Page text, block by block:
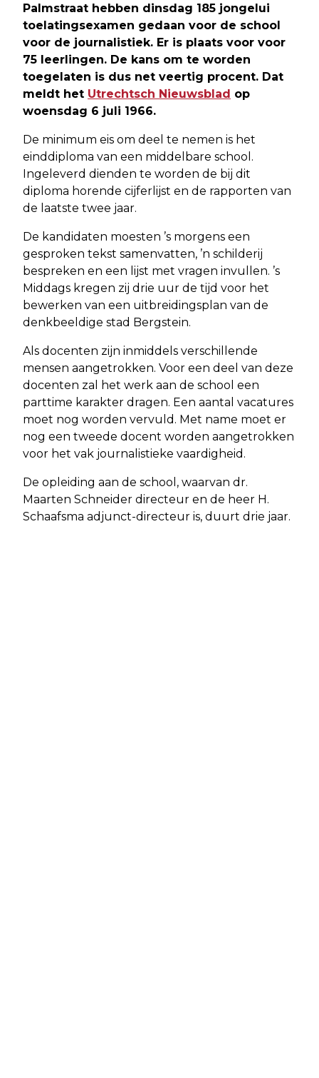
Palmstraat hebben dinsdag 185 jongelui
toelatingsexamen gedaan voor de school
voor de journalistiek. Er is plaats voor voor
75 leerlingen. De kans om te worden
toegelaten is dus net veertig procent. Dat
meldt het Utrechtsch Nieuwsblad op
woensdag 6 juli 1966.
De minimum eis om deel te nemen is het
einddiploma van een middelbare school.
Ingeleverd dienden te worden de bij dit
diploma horende cijferlijst en de rapporten van
de laatste twee jaar.
De kandidaten moesten ’s morgens een
gesproken tekst samenvatten, ’n schilderij
bespreken en een lijst met vragen invullen. ’s
Middags kregen zij drie uur de tijd voor het
bewerken van een uitbreidingsplan van de
denkbeeldige stad Bergstein.
Als docenten zijn inmiddels verschillende
mensen aangetrokken. Voor een deel van deze
docenten zal het werk aan de school een
parttime karakter dragen. Een aantal vacatures
moet nog worden vervuld. Met name moet er
nog een tweede docent worden aangetrokken
voor het vak journalistieke vaardigheid.
De opleiding aan de school, waarvan dr.
Maarten Schneider directeur en de heer H.
Schaafsma adjunct-directeur is, duurt drie jaar.